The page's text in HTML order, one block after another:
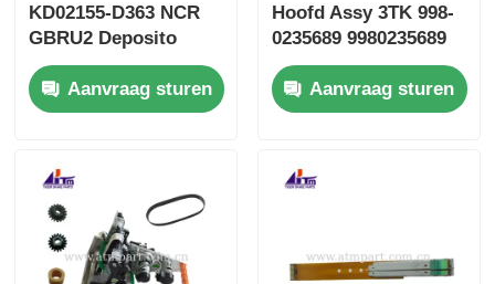
KD02155-D363 NCR
GBRU2 Deposito
Cassette Fujitsu G610
G611Aanvraag sturen
Hoofd Assy 3TK 998-
0235689 9980235689
SBW237702
Aanvraag sturen